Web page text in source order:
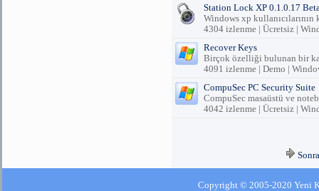
Station Lock XP 0.1.0.17
Windows xp
4304 izlenme | Ücretsiz |
Recover Keys
Birçok özelliği bulunan bir
4091 izlenme | Demo |
CompuSec PC Security Suite
CompuSec masaüstü ve
4042 izlenme | Ücretsiz |
Copyright © 2005-2020 Yeni